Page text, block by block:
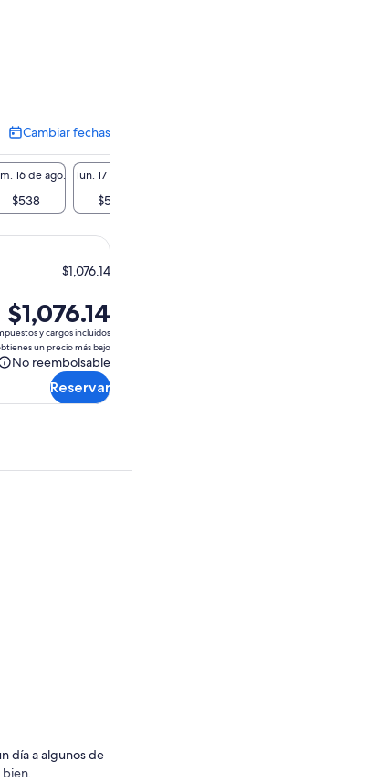
Cambiar fechas
Cambiar
fechas
16 de ago.
$538
lun. 17 de ago.
$538
$1,076.14
El
precio
es
de
$1,076.14.
$1,076.14
y cargos incluidos
un precio más bajo
No reembolsable
reembolsableReservar
día a algunos de
bien.